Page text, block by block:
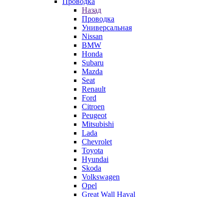
Назад
Проводка
Универсальная
Nissan
BMW
Honda
Subaru
Mazda
Seat
Renault
Ford
Citroen
Peugeot
Mitsubishi
Lada
Chevrolet
Toyota
Hyundai
Skoda
Volkswagen
Opel
Great Wall Haval